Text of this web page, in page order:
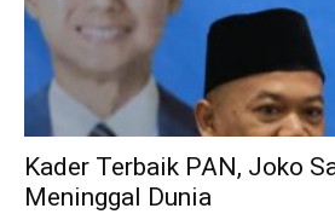
Kader Terbaik PAN, Joko
Meninggal Dunia